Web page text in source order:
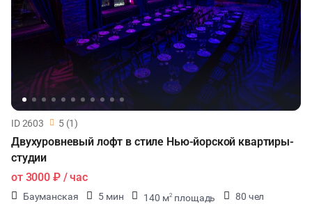
ID 2603 5 (1)
Двухуровневый лофт в стиле Нью-йорской квартиры-
студии
от 3000 ₽/ час
Бауманская 5 мин 140 м2 площадь
80 чел